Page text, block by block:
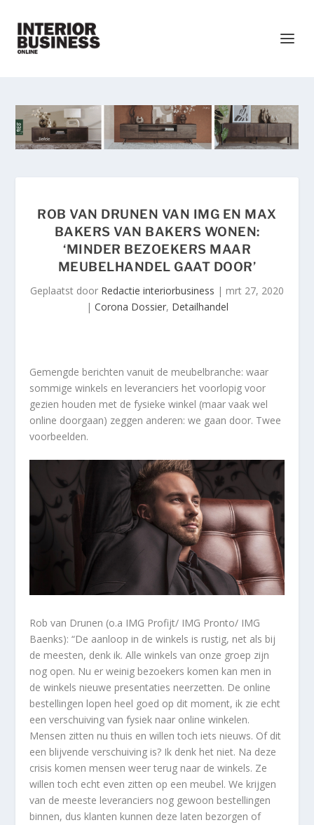
ROB VAN DRUNEN VAN IMG EN MAX
BAKERS VAN BAKERS WONEN:
‘MINDER BEZOEKERS MAAR
MEUBELHANDEL GAAT DOOR’
Geplaatst door Redactie interiorbusiness | mrt 27, 2020
| Corona Dossier, Detailhandel
Gemengde berichten vanuit de meubelbranche: waar
sommige winkels en leveranciers het voorlopig voor
gezien houden met de fysieke winkel (maar vaak wel
online doorgaan) zeggen anderen: we gaan door. Twee
voorbeelden.
Rob van Drunen (o.a IMG Profijt/ IMG Pronto/ IMG
Baenks): “De aanloop in de winkels is rustig, net als bij
de meesten, denk ik. Alle winkels van onze groep zijn
nog open. Nu er weinig bezoekers komen kan men in
de winkels nieuwe presentaties neerzetten. De online
bestellingen lopen heel goed op dit moment, ik zie echt
een verschuiving van fysiek naar online winkelen.
Mensen zitten nu thuis en willen toch iets nieuws. Of dit
een blijvende verschuiving is? Ik denk het niet. Na deze
crisis komen mensen weer terug naar de winkels. Ze
willen toch echt even zitten op een meubel. We krijgen
van de meeste leveranciers nog gewoon bestellingen
binnen, dus klanten kunnen deze laten bezorgen of